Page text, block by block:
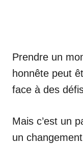
Prendre un
honnête peut
face à des
Mais c’est un
un